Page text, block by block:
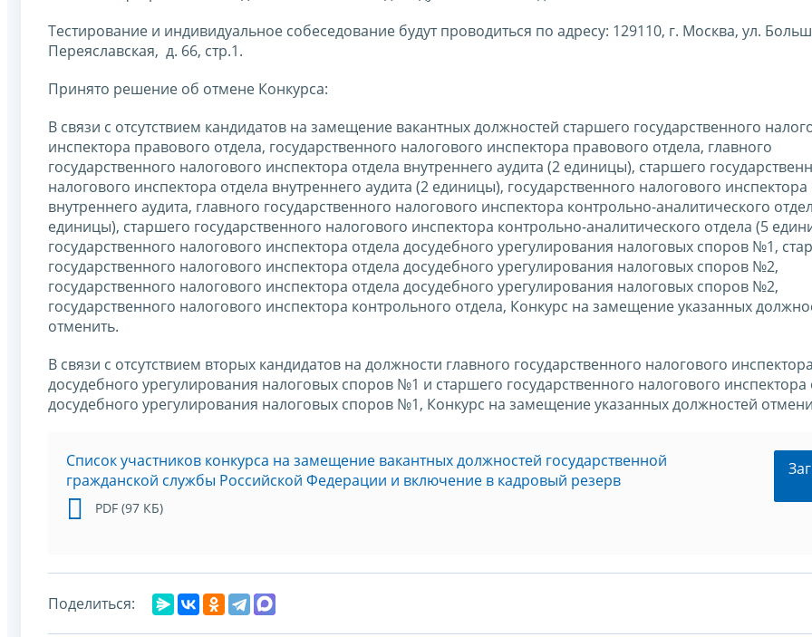
Тестирование и индивидуальное собеседование будут проводиться по адресу: 129110, г. Москва, ул.
Переяславская, д. 66, стр.1.
Принято решение об отмене Конкурса:
В связи с отсутствием кандидатов на замещение вакантных должностей старшего государственного
инспектора правового отдела, государственного налогового инспектора правового отдела, главного
государственного налогового инспектора отдела внутреннего аудита (2 единицы), старшего
налогового инспектора отдела внутреннего аудита (2 единицы), государственного налогового инспектора
внутреннего аудита, главного государственного налогового инспектора контрольно-аналитического
единицы), старшего государственного налогового инспектора контрольно-аналитического отдела (5
государственного налогового инспектора отдела досудебного урегулирования налоговых споров №1,
государственного налогового инспектора отдела досудебного урегулирования налоговых споров №2,
государственного налогового инспектора отдела досудебного урегулирования налоговых споров №2,
государственного налогового инспектора контрольного отдела, Конкурс на замещение указанных
отменить.
В связи с отсутствием вторых кандидатов на должности главного государственного налогового
досудебного урегулирования налоговых споров №1 и старшего государственного налогового инспектора
досудебного урегулирования налоговых споров №1, Конкурс на замещение указанных должностей
Список участников конкурса на замещение вакантных должностей государственной
гражданской службы Российской Федерации и включение в кадровый резерв
PDF (97 КБ)
Поделиться: